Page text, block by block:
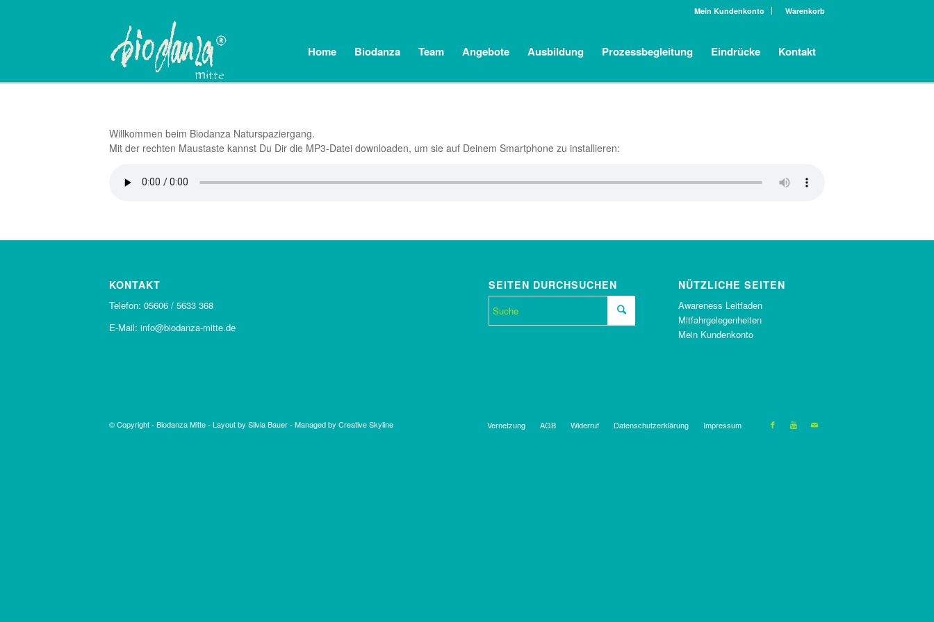
Mein Kundenkonto Warenkorb
Home Biodanza Team Angebote Ausbildung Prozessbegleitung Eindrücke Kontakt
Willkommen beim Biodanza Naturspaziergang.
Mit der rechten Maustaste kannst Du Dir die MP3-Datei downloaden, um sie auf Deinem Smartphone zu installieren:
KONTAKT
Telefon: 05606 / 5633 368
E-Mail: info@biodanza-mitte.de
SEITEN DURCHSUCHEN NÜTZLICHE SEITEN
Awareness Leitfaden
Mitfahrgelegenheiten
Mein Kundenkonto
© Copyright - Biodanza Mitte- Layout by Silvia Bauer- Managed by Creative Skyline Vernetzung AGB Widerruf Datenschutzerklärung Impressum